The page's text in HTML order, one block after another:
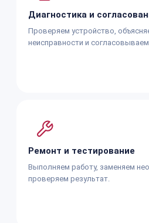
Диагностика и
Проверяем устройство,
неисправности и
Ремонт и тестирование
Выполняем работу, заменяем
проверяем результат.